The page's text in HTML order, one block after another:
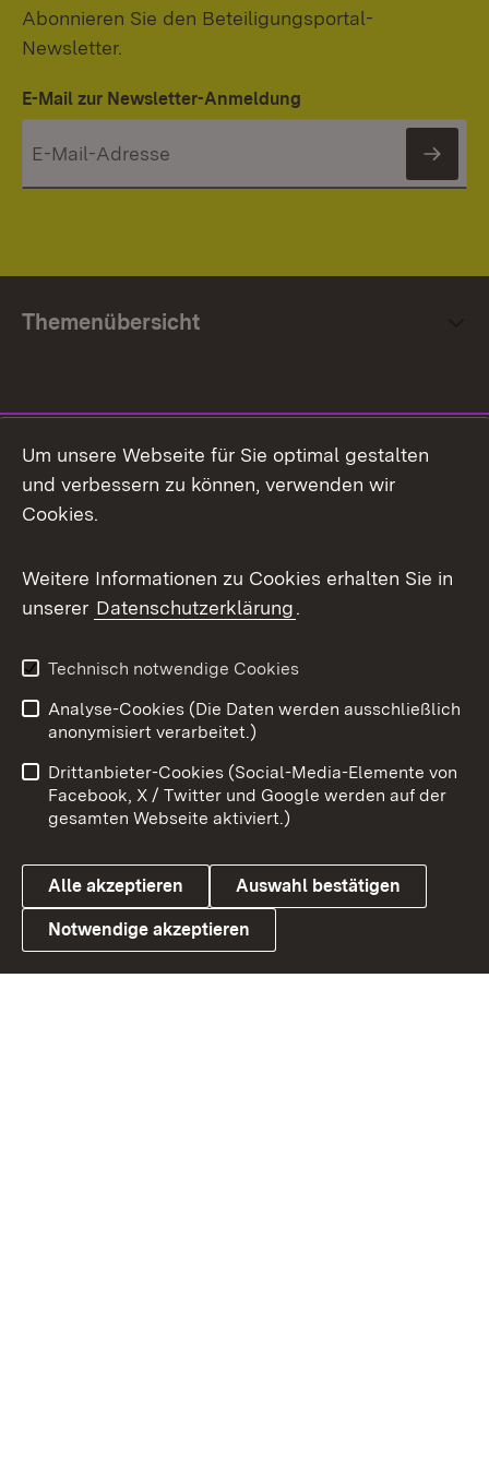
Abonnieren Sie den Beteiligungsportal-
Newsletter.
E-Mail zur Newsletter-Anmeldung
Themenübersicht
Facebook
X / Twitter
Youtube
Link zum Landesportal
Impressum
Kontakt
Barrierefreiheit
Datenschutz
Cookies
Um unsere Webseite für Sie optimal gestalten
und verbessern zu können, verwenden wir
Cookies.
Weitere Informationen zu Cookies erhalten Sie in
unserer Datenschutzerklärung.
Technisch notwendige Cookies
Analyse-Cookies (Die Daten werden ausschließlich
anonymisiert verarbeitet.)
Drittanbieter-Cookies (Social-Media-Elemente von
Facebook, X / Twitter und Google werden auf der
gesamten Webseite aktiviert.)
Alle akzeptieren Auswahl bestätigen
Notwendige akzeptieren